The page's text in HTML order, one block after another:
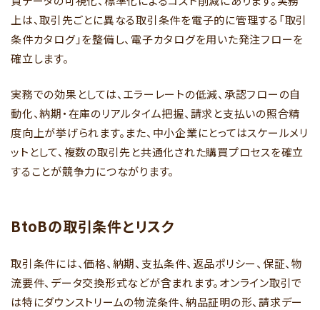
上は、取引先ごとに異なる取引条件を電子的に管理する「取引
条件カタログ」を整備し、電子カタログを用いた発注フローを
確立します。
実務での効果としては、エラーレートの低減、承認フローの自
動化、納期・在庫のリアルタイム把握、請求と支払いの照合精
度向上が挙げられます。また、中小企業にとってはスケールメリ
ットとして、複数の取引先と共通化された購買プロセスを確立
することが競争力につながります。
BtoBの取引条件とリスク
取引条件には、価格、納期、支払条件、返品ポリシー、保証、物
流要件、データ交換形式などが含まれます。オンライン取引で
は特にダウンストリームの物流条件、納品証明の形、請求デー